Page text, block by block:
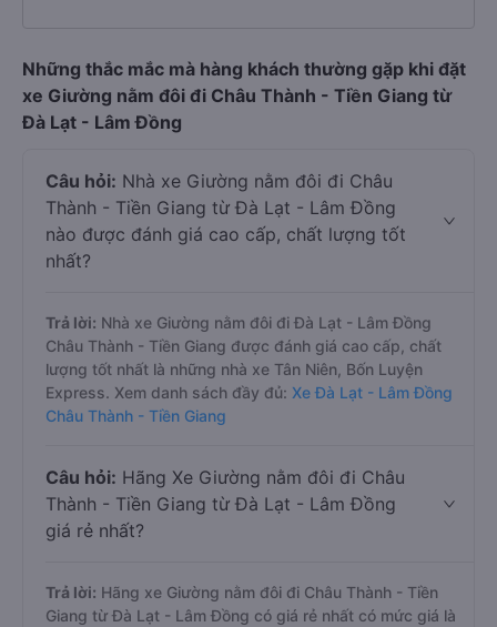
Những thắc mắc mà hàng khách thường gặp khi đặt
xe Giường nằm đôi đi Châu Thành - Tiền Giang từ
Đà Lạt - Lâm Đồng
Câu hỏi: Nhà xe Giường nằm đôi đi Châu
Thành - Tiền Giang từ Đà Lạt - Lâm Đồng
nào được đánh giá cao cấp, chất lượng tốt
nhất?
Trả lời: Nhà xe Giường nằm đôi đi Đà Lạt - Lâm Đồng
Châu Thành - Tiền Giang được đánh giá cao cấp, chất
lượng tốt nhất là những nhà xe Tân Niên, Bốn Luyện
Express. Xem danh sách đầy đủ: Xe Đà Lạt - Lâm Đồng
Châu Thành - Tiền Giang
Câu hỏi: Hãng Xe Giường nằm đôi đi Châu
Thành - Tiền Giang từ Đà Lạt - Lâm Đồng
giá rẻ nhất?
Trả lời: Hãng xe Giường nằm đôi đi Châu Thành - Tiền
Giang từ Đà Lạt - Lâm Đồng có giá rẻ nhất có mức giá là